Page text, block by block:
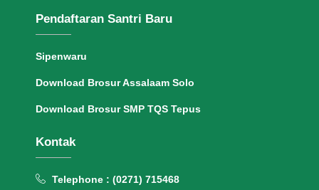
Pendaftaran Santri Baru
Sipenwaru
Download Brosur Assalaam Solo
Download Brosur SMP TQS Tepus
Kontak
Telephone : (0271) 715468